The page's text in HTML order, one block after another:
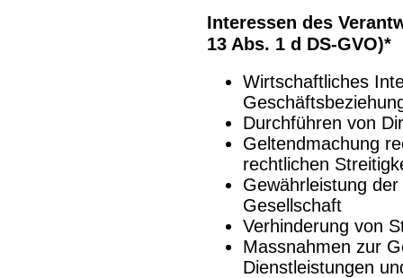
Interessen des
13 Abs. 1 d DS-GVO)*
Wirtschaftliches
Durchführen von
Geltendmachung
rechtlichen
Gewährleistung
Gesellschaft
Verhinderung von
Massnahmen zur
Dienstleistungen